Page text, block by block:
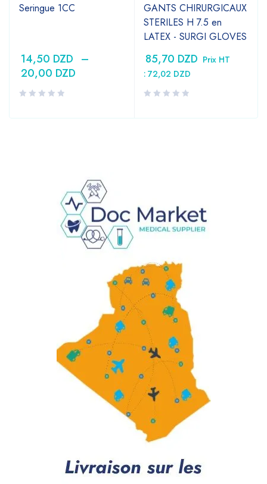
Seringue 1CC
14,50 DZD –
20,00 DZD
GANTS CHIRURGICAUX
STERILES H 7.5 en
LATEX - SURGI GLOVES
85,70 DZD Prix HT
: 72,02 DZD